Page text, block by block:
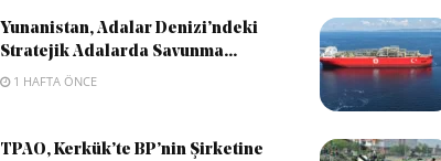
Yunanistan, Adalar Denizi’ndeki
Stratejik Adalarda Savunma...
1 HAFTA ÖNCE
TPAO, Kerkük’te BP’nin Şirketine